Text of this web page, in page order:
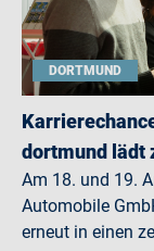
DORTMUND
dortmund lädt
Am 18. und 19.
Automobile
erneut in einen